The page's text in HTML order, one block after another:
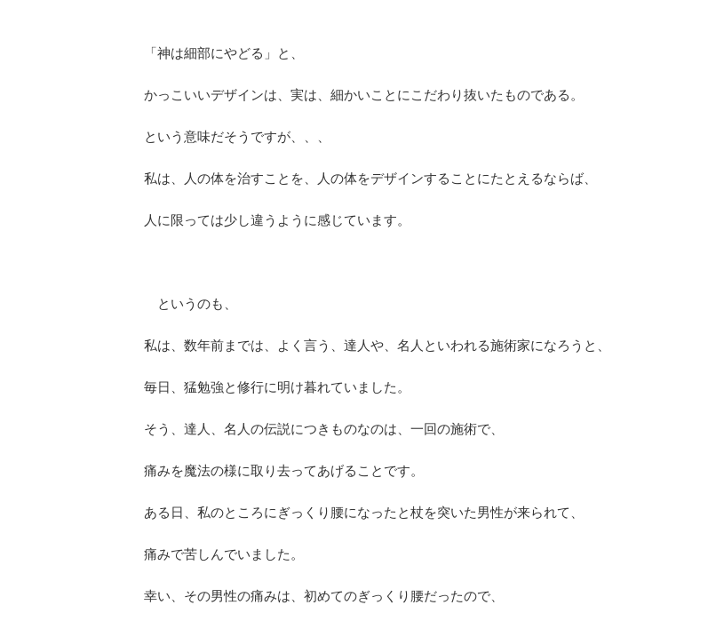
「神は細部にやどる」と、
かっこいいデザインは、実は、細かいことにこだわり抜いたものである。
という意味だそうですが、、、
私は、人の体を治すことを、人の体をデザインすることにたとえるならば、
人に限っては少し違うように感じています。
というのも、
私は、数年前までは、よく言う、達人や、名人といわれる施術家になろうと、
毎日、猛勉強と修行に明け暮れていました。
そう、達人、名人の伝説につきものなのは、一回の施術で、
痛みを魔法の様に取り去ってあげることです。
ある日、私のところにぎっくり腰になったと杖を突いた男性が来られて、
痛みで苦しんでいました。
幸い、その男性の痛みは、初めてのぎっくり腰だったので、